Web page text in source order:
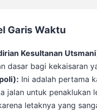
Garis Waktu
Kesultanan
dasar bagi kekaisaran
Ini adalah pertama
jalan untuk penaklukan
letaknya yang